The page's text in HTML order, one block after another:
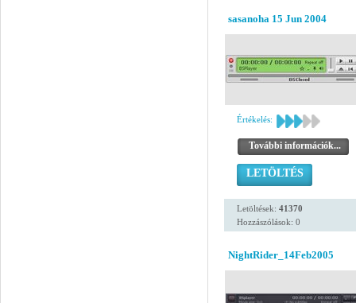
sasanoha 15 Jun 2004
Értékelés:
További információk...
LETÖLTÉS
Letöltések: 41370
Hozzászólások: 0
NightRider_14Feb2005